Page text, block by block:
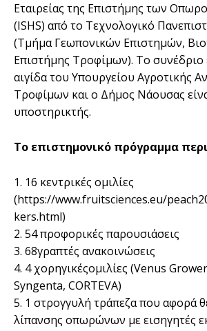
Εταιρείας της Επιστήμης των
(ISHS) από το Τεχνολογικό
(Τμήμα Γεωπονικών Επιστημών,
Επιστήμης Τροφίμων). Το συνέδριο
αιγίδα του Υπουργείου Αγροτικής
Τροφίμων και ο Δήμος Νάουσας
υποστηρικτής.
Το επιστημονικό πρόγραμμα
1. 16 κεντρικές ομιλίες
(https://www.fruitsciences.eu/
kers.html)
2. 54 προφορικές παρουσιάσεις
3. 68γραπτές ανακοινώσεις
4. 4 χορηγικέςομιλίες (Venus
Syngenta, CORTEVA)
5. 1 στρογγυλή τράπεζα που αφορά
λίπανσης οπωρώνων με εισηγητές